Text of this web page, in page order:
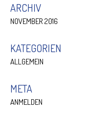
ARCHIV
NOVEMBER 2016
KATEGORIEN
ALLGEMEIN
META
ANMELDEN